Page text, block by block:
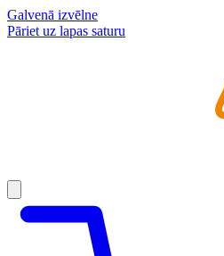
Galvenā izvēlne
Pāriet uz lapas saturu